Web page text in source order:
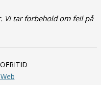
Vi tar forbehold om feil på